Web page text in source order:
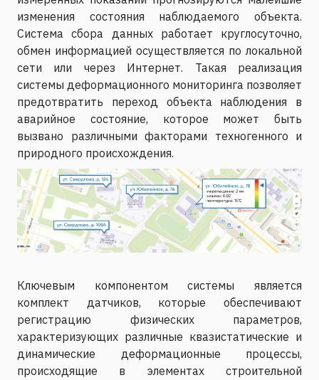
изменения состояния наблюдаемого объекта.
Система сбора данных работает круглосуточно,
обмен информацией осуществляется по локальной
сети или через Интернет. Такая реализация
системы деформационного мониторинга позволяет
предотвратить переход объекта наблюдения в
аварийное состояние, которое может быть
вызвано различными факторами техногенного и
природного происхождения.
Ключевым компонентом системы является
комплект датчиков, которые обеспечивают
регистрацию физических параметров,
характеризующих различные квазистатические и
динамические деформационные процессы,
происходящие в элементах строительной